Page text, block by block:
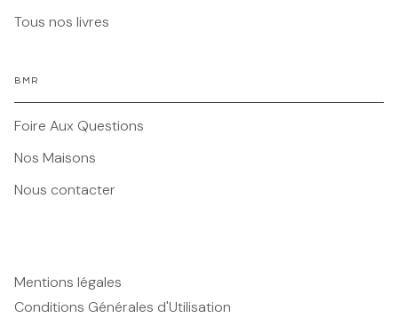
Tous nos livres
BMR
Foire Aux Questions
Nos Maisons
Nous contacter
Mentions légales
Conditions Générales d'Utilisation